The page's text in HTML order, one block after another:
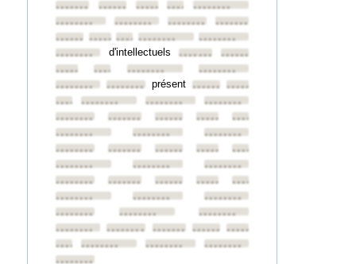
••••••••
••••••••••••••••••••••••••••••••
••••••••
•••••••• ••••••••
••••••••
••••••••••••••••••••••••••••••••
••••••••
••••••••
d'intellectuels••••••••
••••••••
••••••••••••••••••••••••
••••••••
••••••••
•••••••• présent ••••••••••••••••
•••••••••••••••• ••••••••
••••••••
••••••••
•••••••• •••••••• ••••••••••••••••
••••••••
••••••••
••••••••
••••••••
•••••••• •••••••• ••••••••••••••••
••••••••
••••••••
••••••••
••••••••
•••••••• •••••••• ••••••••••••••••
••••••••
••••••••
••••••••
••••••••
••••••••
••••••••
••••••••
•••••••• •••••••• ••••••••••••••••
•••••••••••••••• ••••••••
••••••••